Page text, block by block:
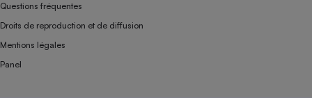
Questions fréquentes
Droits de reproduction et de diffusion
Mentions légales
Panel